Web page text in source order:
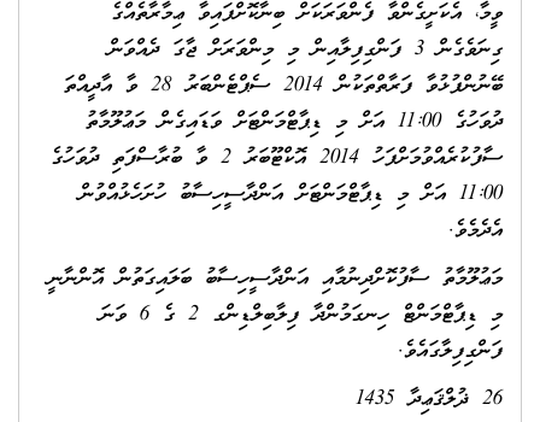
ވީމާ، އެކަށީގެންވާ ފެންވަރަކަށް ބިނާކޮށްފައިވާ ޢިމާރާތެއްގެ
ގިނަވެގެން 3 ފަންގިފިލާއިން މި މިންވަރަށް ޖާގަ ދެއްވަން
ބޭނުންފުޅުވާ ފަރާތްތަކުން 2014 ސެޕްޓެންބަރު 28 ވާ އާދީއްތަ
ދުވަހުގެ 11:00 އަށް މި ޑިޕާޓްމަންޓަށް ވަޑައިގެން މަޢުލޫމާތު
ސާފުކުރެއްވުމަށްފަހު 2014 އޮކްޓޫބަރު 2 ވާ ބުރާސްފަތި ދުވަހުގެ
11:00 އަށް މި ޑިޕާޓްމަންޓަށް އަންދާސީހިސާބު ހުށަހެޅުއްވުން
އެދެމެވެ.
މަޢުލޫމާތު ސާފުކޮށްދިނުމާއި އަންދާސީހިސާބު ބަލައިގަތުން އޮންނާނީ
މި ޑިޕާޓްމަންޓް ހިނގަމުންދާ ފިލާބިލްޑިންގ 2 ގެ 6 ވަނަ
ފަންގިފިލާގައެވެ.
26 ޛުލްޤަޢިދާ 1435